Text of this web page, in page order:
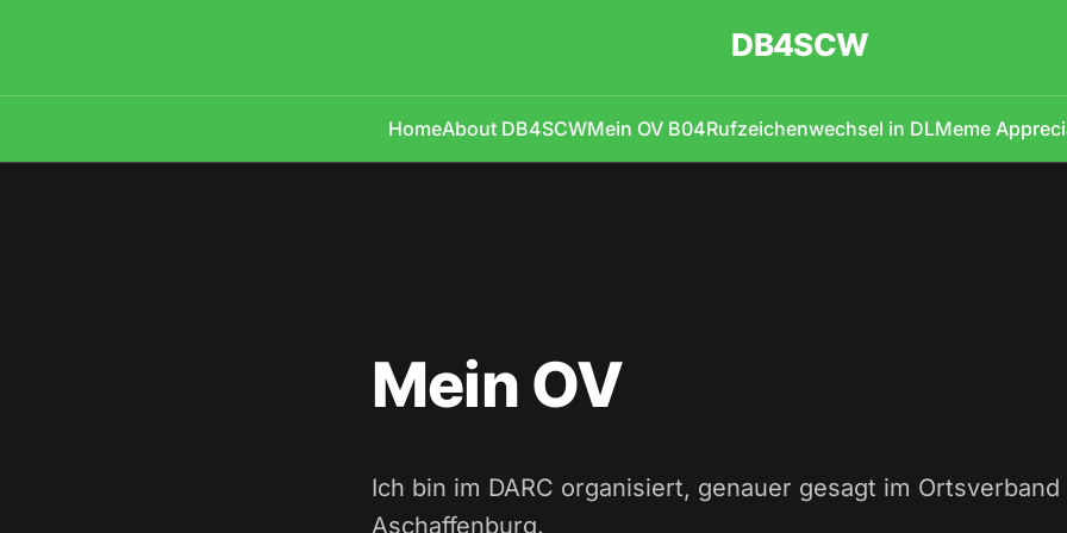
DB4SCW
HomeAbout DB4SCWMein OV B04Rufzeichenwechsel in DLMeme
Mein OV
Ich bin im DARC organisiert, genauer gesagt im Ortsverband
Aschaffenburg.